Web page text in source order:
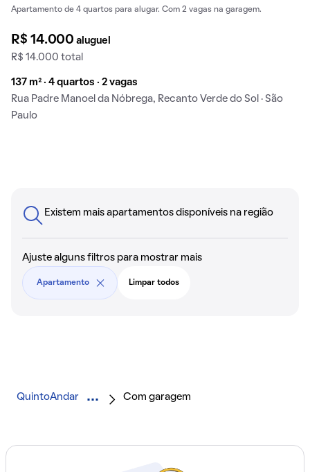
Apartamento de 4 quartos para alugar. Com 2 vagas na garagem.
R$ 14.000aluguel
R$ 14.000 total
137 m² · 4 quartos · 2 vagas
Rua Padre Manoel da Nóbrega, Recanto Verde do Sol · São
Paulo
Existem mais apartamentos disponíveis na região
Ajuste alguns filtros para mostrar mais
Apartamento Limpar todos
QuintoAndar Com garagem